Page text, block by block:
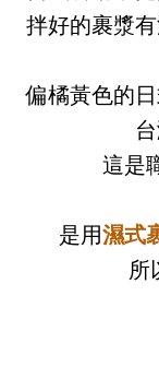
拌好的裹漿
偏橘黃色的
這是
是用濕式
所